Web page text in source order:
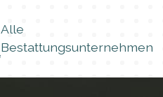
Alle
Bestattungsunternehmen